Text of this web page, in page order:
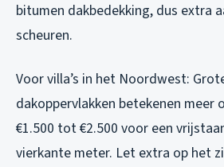
bitumen dakbedekking, dus extra
scheuren.
Voor villa’s in het Noordwest:
dakoppervlakken betekenen meer
€1.500 tot €2.500 voor een
vierkante meter. Let extra op het